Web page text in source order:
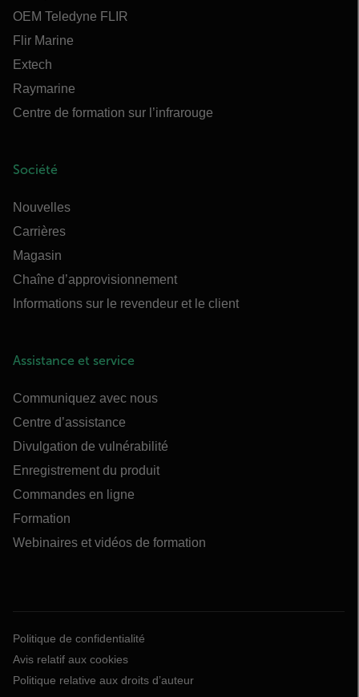
OEM Teledyne FLIR
Flir Marine
Extech
Raymarine
Centre de formation sur l’infrarouge
Société
Nouvelles
Carrières
Magasin
Chaîne d’approvisionnement
Informations sur le revendeur et le client
Assistance et service
Communiquez avec nous
Centre d’assistance
Divulgation de vulnérabilité
Enregistrement du produit
Commandes en ligne
Formation
Webinaires et vidéos de formation
Politique de confidentialité
Avis relatif aux cookies
Politique relative aux droits d’auteur